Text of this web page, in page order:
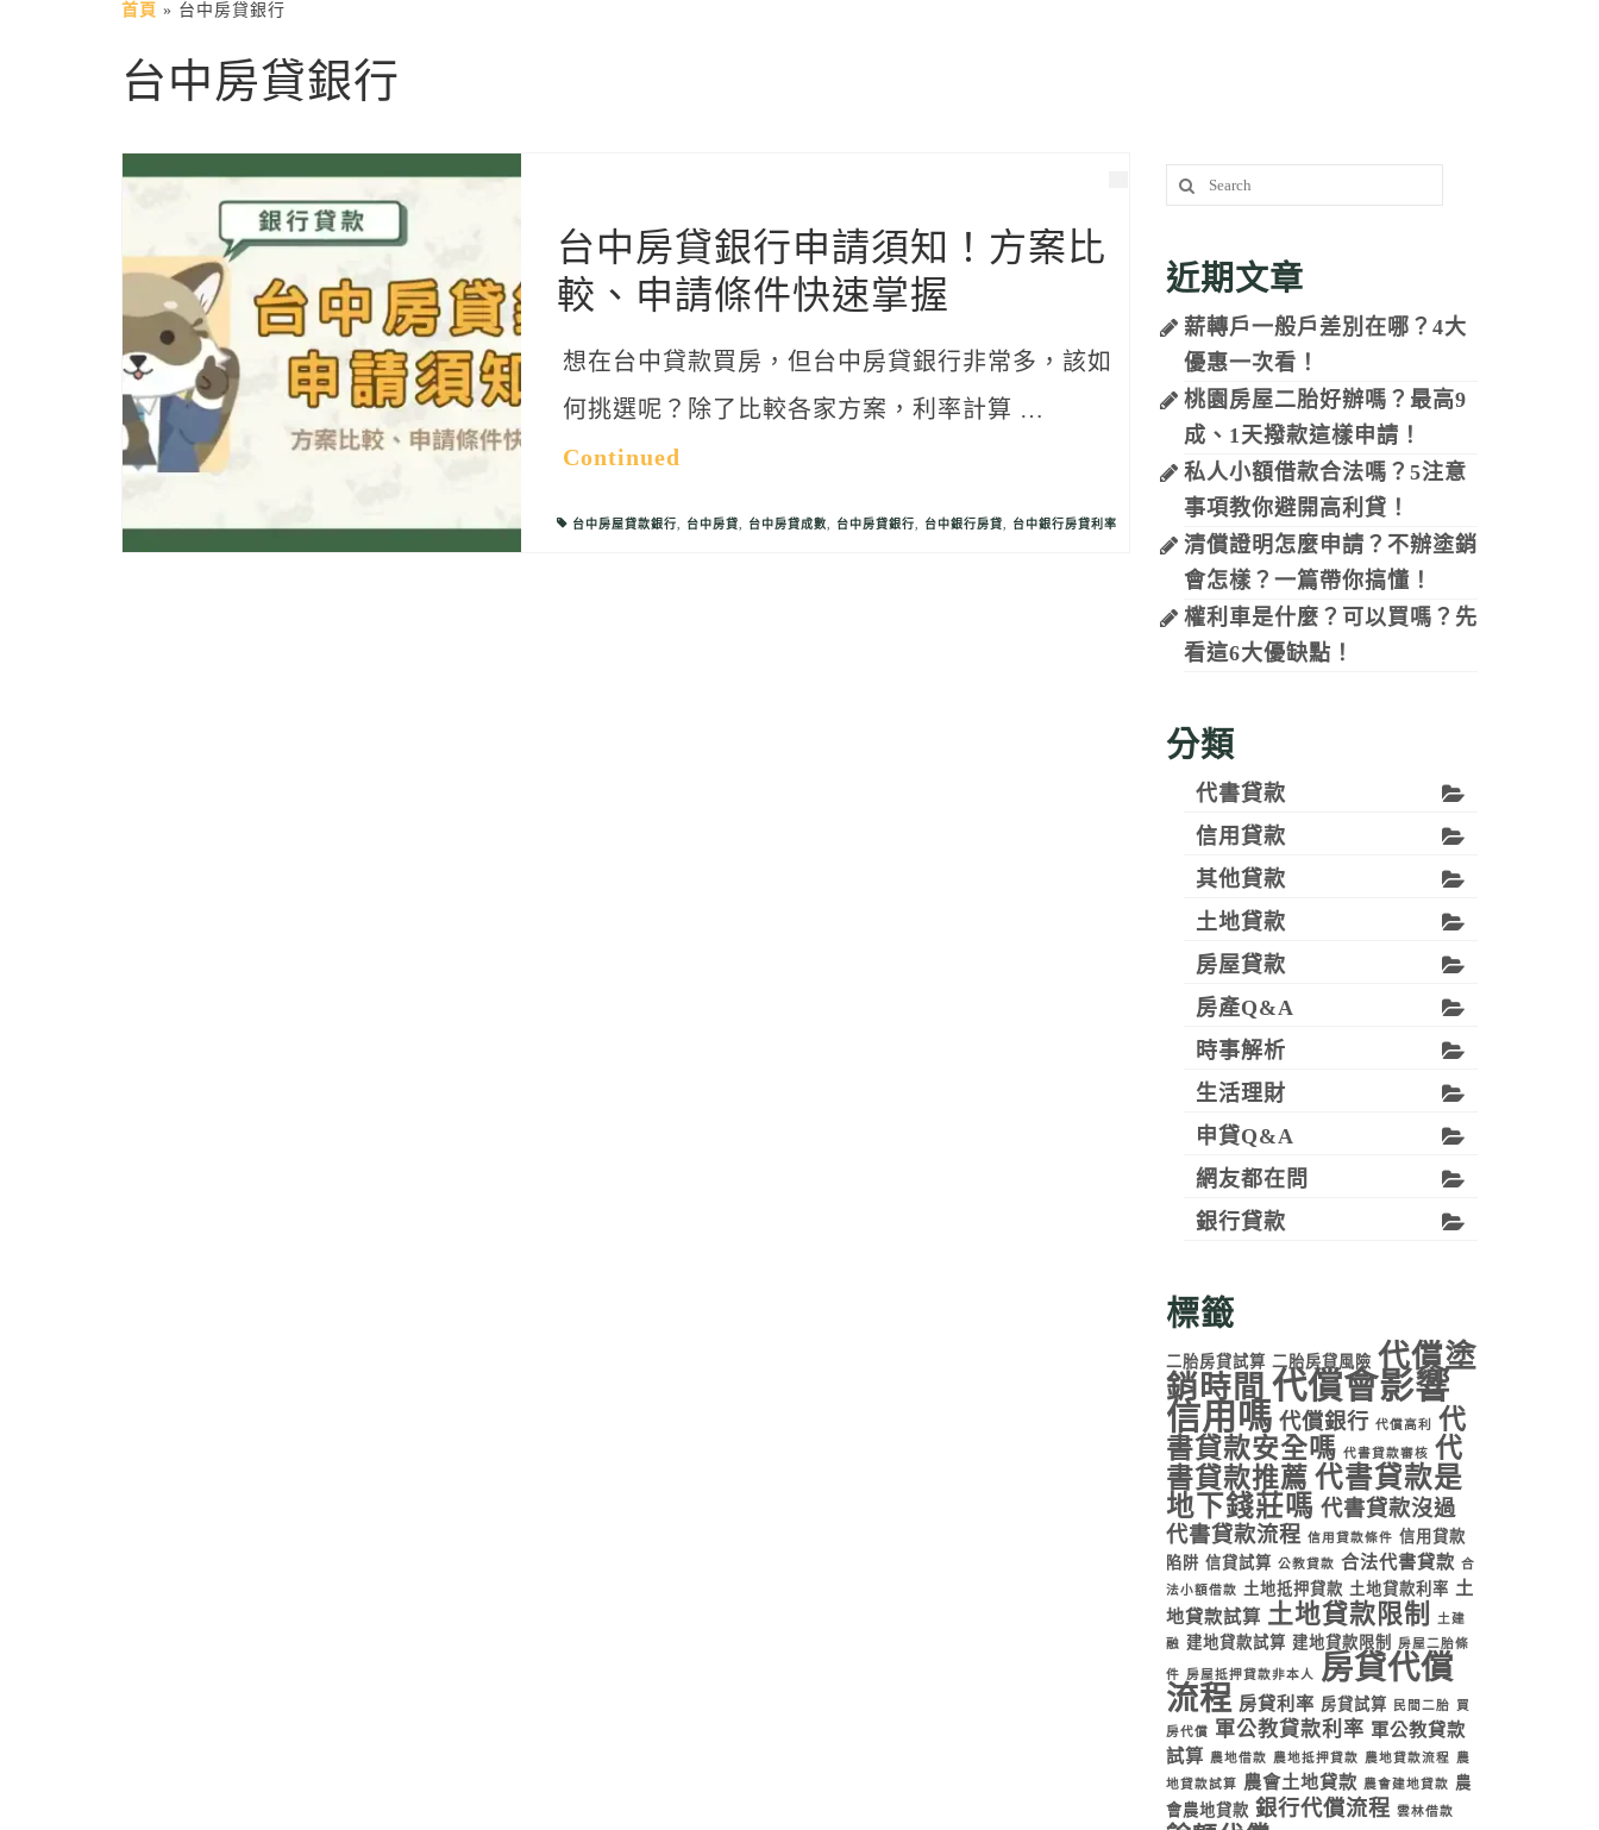
首頁 » 台中房貸銀行
台中房貸銀行
台中房貸銀行申請須知！方案比
較、申請條件快速掌握
想在台中貸款買房，但台中房貸銀行非常多，該如
何挑選呢？除了比較各家方案，利率計算 …
Continued
台中房屋貸款銀行, 台中房貸, 台中房貸成數, 台中房貸銀行, 台中銀行房貸, 台中銀行房貸利率
Search
for:
近期文章
薪轉戶一般戶差別在哪？4大
優惠一次看！
桃園房屋二胎好辦嗎？最高9
成、1天撥款這樣申請！
私人小額借款合法嗎？5注意
事項教你避開高利貸！
清償證明怎麼申請？不辦塗銷
會怎樣？一篇帶你搞懂！
權利車是什麼？可以買嗎？先
看這6大優缺點！
分類
代書貸款
信用貸款
其他貸款
土地貸款
房屋貸款
房產Q&A
時事解析
生活理財
申貸Q&A
網友都在問
銀行貸款
標籤
二胎房貸試算 二胎房貸風險 代償塗
銷時間 代償會影響
信用嗎 代償銀行 代償高利
代
書貸款安全嗎 代書貸款審核 代
書貸款推薦 代書貸款是
地下錢莊嗎 代書貸款沒過
代書貸款流程 信用貸款條件 信用貸款
陷阱 信貸試算 公教貸款 合法代書貸款 合
法小額借款 土地抵押貸款 土地貸款利率 土
地貸款試算 土地貸款限制
土建
融
建地貸款試算 建地貸款限制 房屋二胎條
件 房屋抵押貸款非本人
房貸代償
流程 房貸利率 房貸試算 民間二胎
買
房代償
軍公教貸款利率 軍公教貸款
試算
農地借款 農地抵押貸款 農地貸款流程
農
地貸款試算
農會土地貸款 農會建地貸款
農
會農地貸款 銀行代償流程 雲林借款